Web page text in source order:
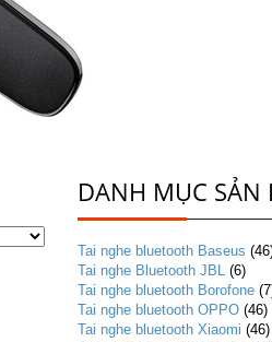
DANH MỤC SẢN
Tai nghe bluetooth Baseus
Tai nghe Bluetooth JBL (6)
Tai nghe bluetooth Borofone
Tai nghe bluetooth OPPO (46)
Tai nghe bluetooth Xiaomi (46)